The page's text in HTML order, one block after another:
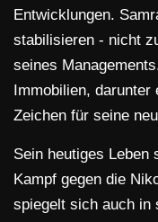
Entwicklungen.
stabilisieren - nicht
seines
Immobilien,
Zeichen für seine
Sein heutiges Leben
Kampf gegen die
spiegelt sich auch in